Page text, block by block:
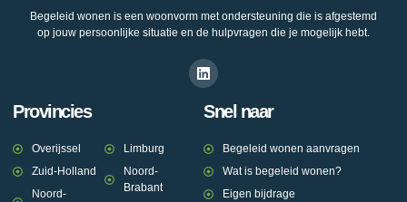
Begeleid wonen is een woonvorm met ondersteuning die is afgestemd
op jouw persoonlijke situatie en de hulpvragen die je mogelijk hebt.
Provincies
Overijssel
Zuid-Holland
Noord-
Limburg
Noord-
Brabant
Snel naar
Begeleid wonen aanvragen
Wat is begeleid wonen?
Eigen bijdrage